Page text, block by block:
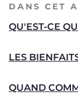
DANS CET
QU'EST-CE
LES
QUAND